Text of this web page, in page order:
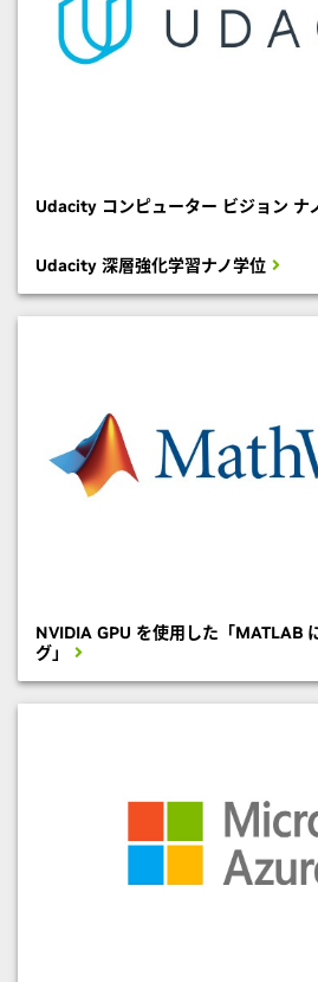
Udacity コンピューター ビジョン ナ
Udacity 深層強化学習ナノ学位
NVIDIA GPU を使用した「MATLAB
グ」